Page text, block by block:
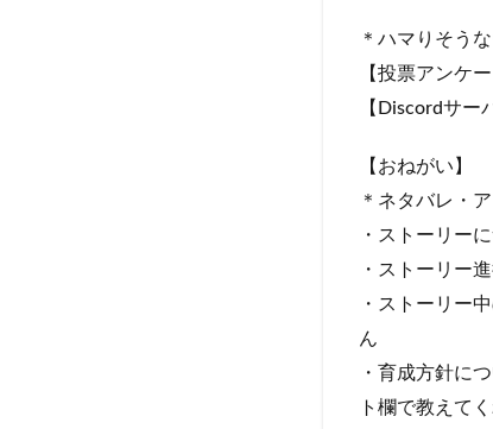
＊ハマりそう
【投票アンケ
【Discordサ
【おねがい】
＊ネタバレ・
・ストーリー
・ストーリー
・ストーリー
ん
・育成方針に
ト欄で教えて